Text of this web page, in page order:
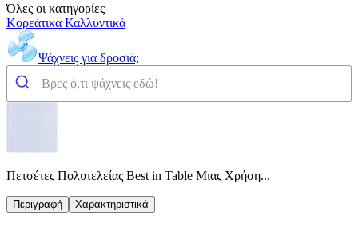
Όλες οι κατηγορίες
Κορεάτικα Καλλυντικά
Ψάχνεις για δροσιά;
Πετσέτες Πολυτελείας Best in Table Μιας Χρήση...
Περιγραφή Χαρακτηριστικά